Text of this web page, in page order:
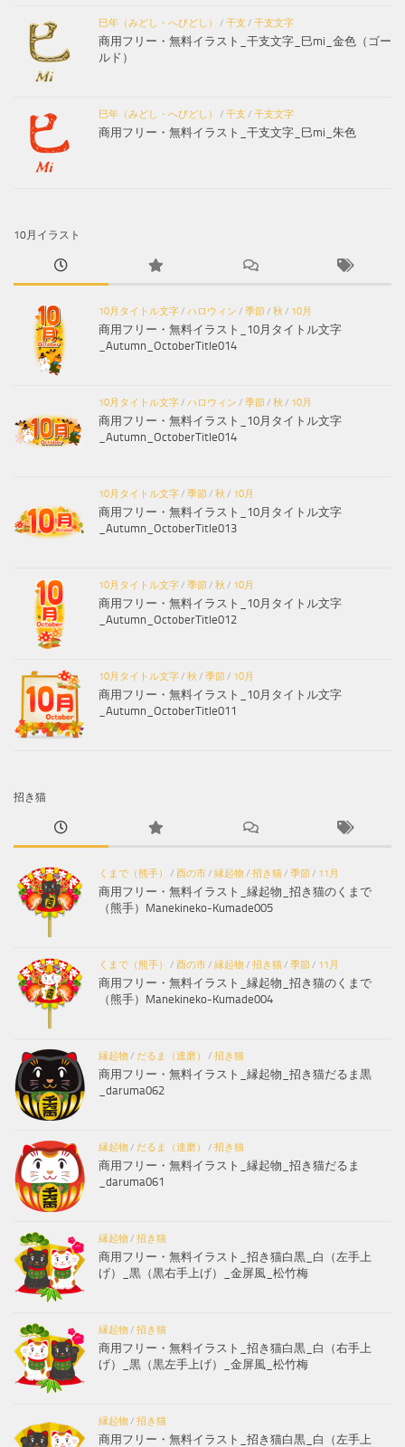
巳年（みどし・へびどし） / 干支 / 干支文字
商用フリー・無料イラスト_干支文字_巳mi_金色（ゴー
ルド）
巳年（みどし・へびどし） / 干支 / 干支文字
商用フリー・無料イラスト_干支文字_巳mi_朱色
10月イラスト
10月タイトル文字/ ハロウィン / 季節/ 秋 / 10月
商用フリー・無料イラスト_10月タイトル文字
_Autumn_OctoberTitle014
10月タイトル文字/ ハロウィン / 季節/ 秋 / 10月
商用フリー・無料イラスト_10月タイトル文字
_Autumn_OctoberTitle014
10月タイトル文字/ 季節/ 秋 / 10月
商用フリー・無料イラスト_10月タイトル文字
_Autumn_OctoberTitle013
10月タイトル文字/ 季節/ 秋 / 10月
商用フリー・無料イラスト_10月タイトル文字
_Autumn_OctoberTitle012
10月タイトル文字/ 秋 / 季節/ 10月
商用フリー・無料イラスト_10月タイトル文字
_Autumn_OctoberTitle011
招き猫
くまで（熊手） / 酉の市/ 縁起物/ 招き猫/ 季節/ 11月
商用フリー・無料イラスト_縁起物_招き猫のくまで
（熊手）Manekineko-Kumade005
くまで（熊手） / 酉の市/ 縁起物/ 招き猫/ 季節/ 11月
商用フリー・無料イラスト_縁起物_招き猫のくまで
（熊手）Manekineko-Kumade004
縁起物/ だるま（達磨） / 招き猫
商用フリー・無料イラスト_縁起物_招き猫だるま黒
_daruma062
縁起物/ だるま（達磨） / 招き猫
商用フリー・無料イラスト_縁起物_招き猫だるま
_daruma061
縁起物/ 招き猫
商用フリー・無料イラスト_招き猫白黒_白（左手上
げ）_黒（黒右手上げ）_金屏風_松竹梅
縁起物/ 招き猫
商用フリー・無料イラスト_招き猫白黒_白（右手上
げ）_黒（黒左手上げ）_金屏風_松竹梅
縁起物/ 招き猫
商用フリー・無料イラスト_招き猫白黒_白（左手上